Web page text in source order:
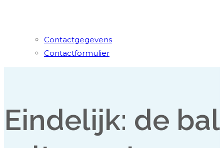
Contactgegevens
Contactformulier
Eindelijk: de bal